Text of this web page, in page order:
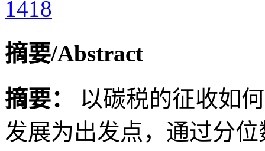
1418
摘要/Abstract
摘要： 以碳税的征收如
发展为出发点，通过分